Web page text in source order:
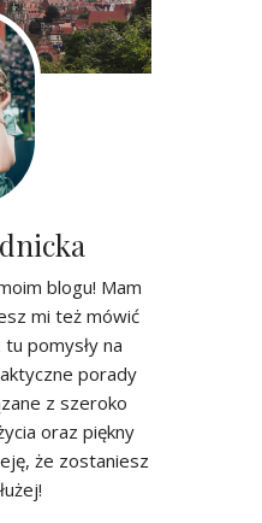
blogu! Mam
mi też mówić
pomysły na
porady
z szeroko
oraz piękny
że zostaniesz